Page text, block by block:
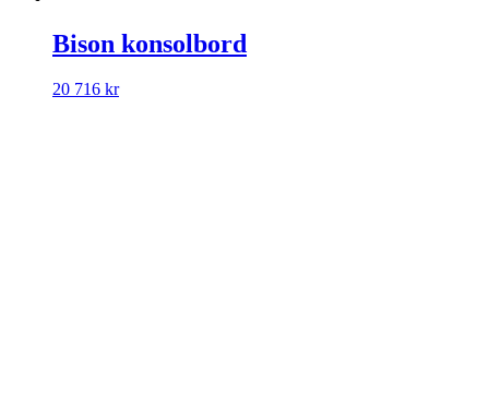
Bison konsolbord
20 716 kr